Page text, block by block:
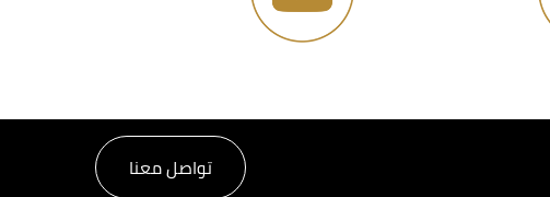
تواصل معنا